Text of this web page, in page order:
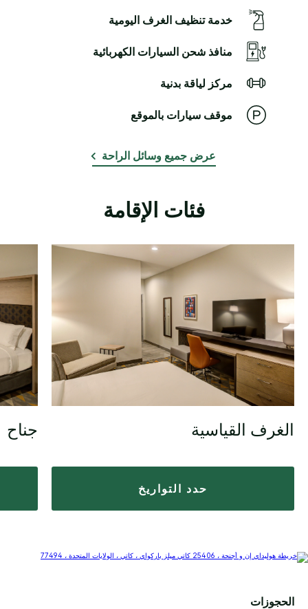
خدمة تنظيف الغرف اليومية
منافذ شحن السيارات الكهربائية
مركز لياقة بدنية
موقف سيارات بالموقع
عرض جميع وسائل الراحة
فئات الإقامة
الغرف القياسية
حدد التواريخ
جناح
الحجوزات